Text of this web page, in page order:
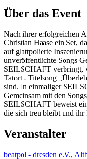
Über das Event
Nach ihrer erfolgreichen
Christian Haase ein Set,
auf glattpolierte
unveröffentlichte Songs
SEILSCHAFT verbringt,
Tatort - Titelsong
sind. In einmaliger
Gemeinsam mit den
SEILSCHAFT beweist
die sich treu bleibt und ihr
Veranstalter
beatpol - dresden e.V.,